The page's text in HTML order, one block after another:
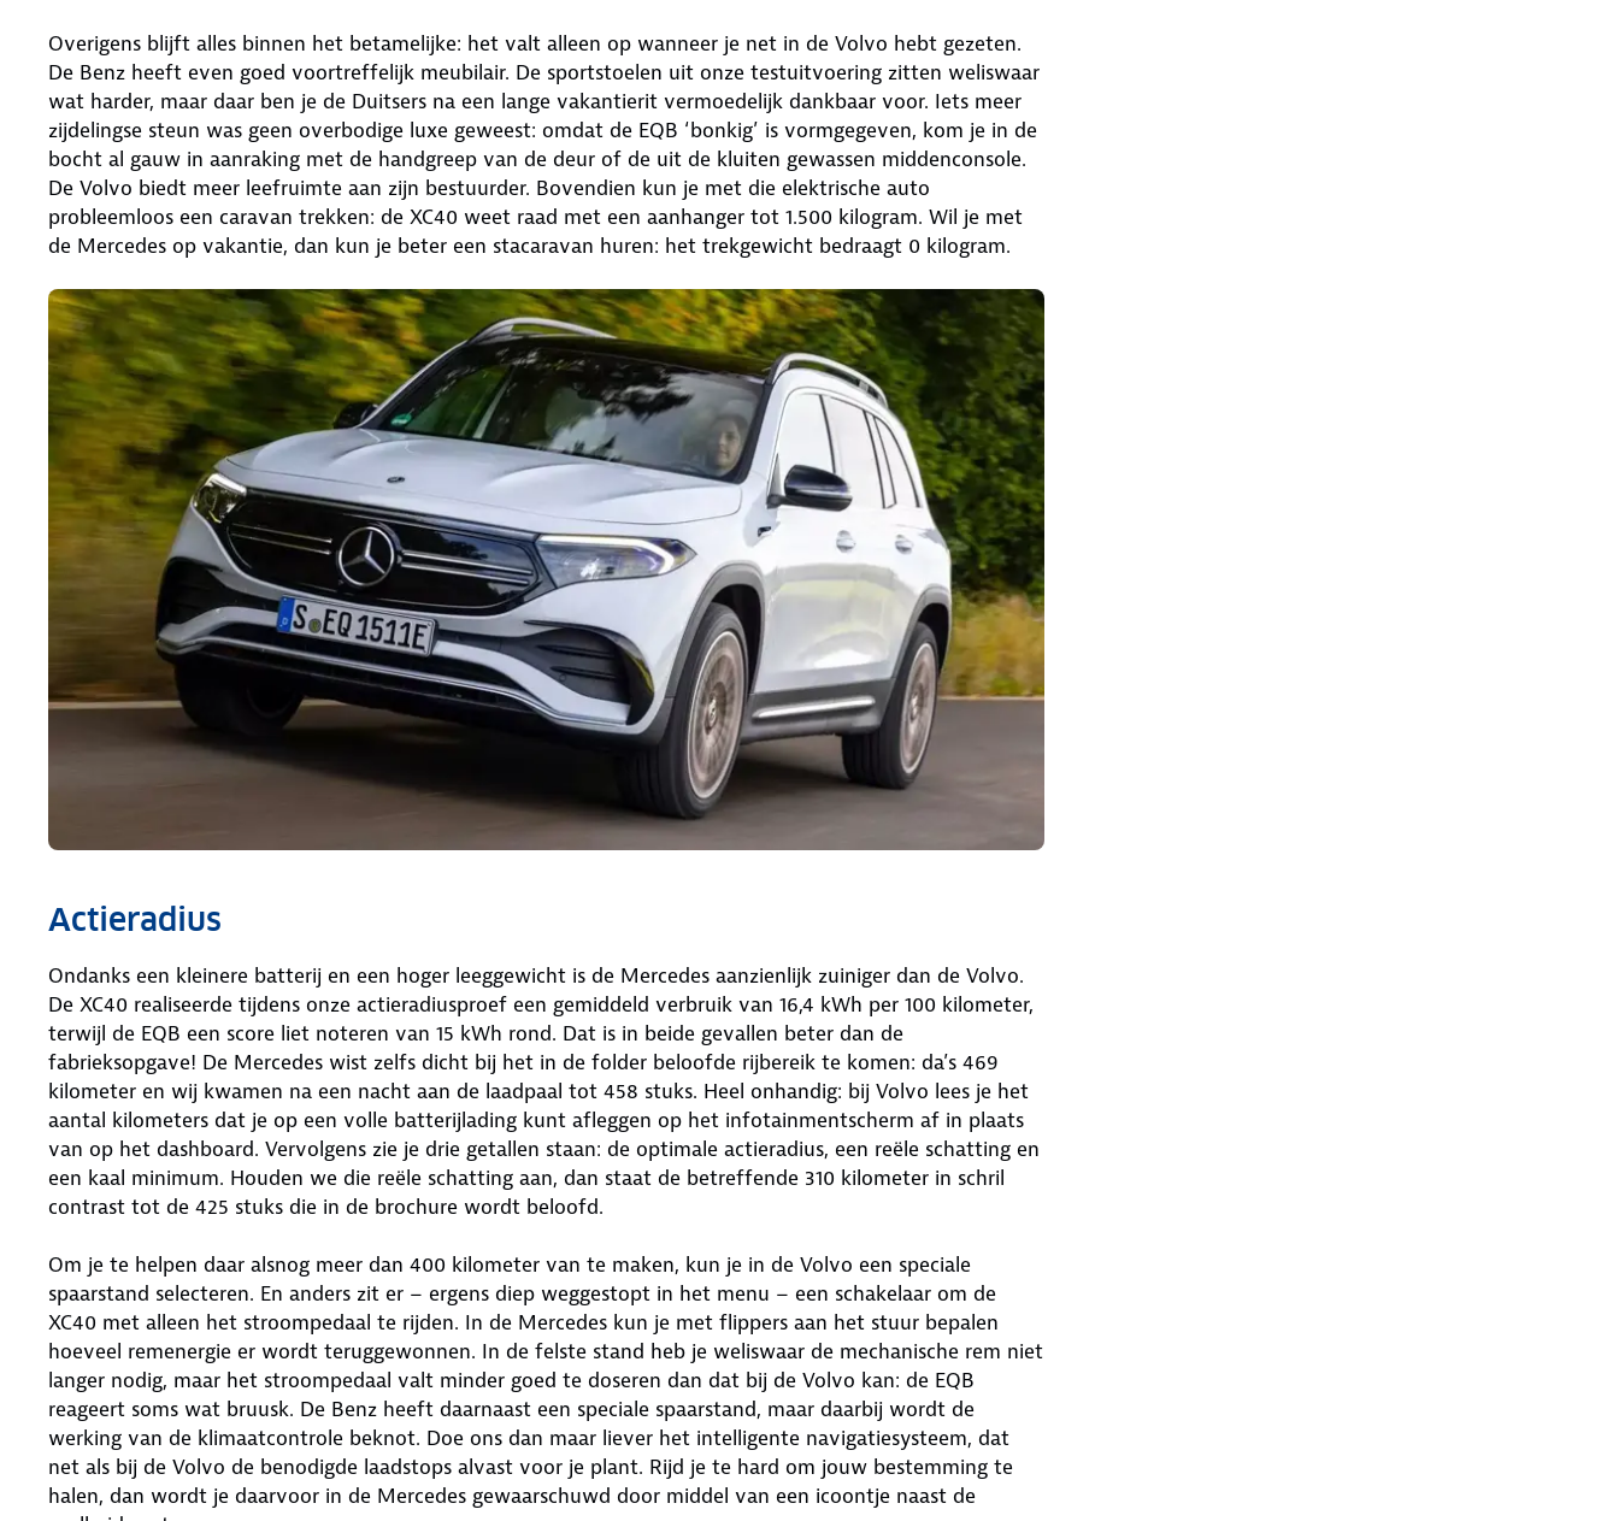
Overigens blijft alles binnen het betamelijke: het valt alleen op wanneer je net in de Volvo hebt gezeten.
De Benz heeft even goed voortreffelijk meubilair. De sportstoelen uit onze testuitvoering zitten weliswaar
wat harder, maar daar ben je de Duitsers na een lange vakantierit vermoedelijk dankbaar voor. Iets meer
zijdelingse steun was geen overbodige luxe geweest: omdat de EQB ‘bonkig’ is vormgegeven, kom je in de
bocht al gauw in aanraking met de handgreep van de deur of de uit de kluiten gewassen middenconsole.
De Volvo biedt meer leefruimte aan zijn bestuurder. Bovendien kun je met die elektrische auto
probleemloos een caravan trekken: de XC40 weet raad met een aanhanger tot 1.500 kilogram. Wil je met
de Mercedes op vakantie, dan kun je beter een stacaravan huren: het trekgewicht bedraagt 0 kilogram.
Actieradius
Ondanks een kleinere batterij en een hoger leeggewicht is de Mercedes aanzienlijk zuiniger dan de Volvo.
De XC40 realiseerde tijdens onze actieradiusproef een gemiddeld verbruik van 16,4 kWh per 100 kilometer,
terwijl de EQB een score liet noteren van 15 kWh rond. Dat is in beide gevallen beter dan de
fabrieksopgave! De Mercedes wist zelfs dicht bij het in de folder beloofde rijbereik te komen: da’s 469
kilometer en wij kwamen na een nacht aan de laadpaal tot 458 stuks. Heel onhandig: bij Volvo lees je het
aantal kilometers dat je op een volle batterijlading kunt afleggen op het infotainmentscherm af in plaats
van op het dashboard. Vervolgens zie je drie getallen staan: de optimale actieradius, een reële schatting en
een kaal minimum. Houden we die reële schatting aan, dan staat de betreffende 310 kilometer in schril
contrast tot de 425 stuks die in de brochure wordt beloofd.
Om je te helpen daar alsnog meer dan 400 kilometer van te maken, kun je in de Volvo een speciale
spaarstand selecteren. En anders zit er – ergens diep weggestopt in het menu – een schakelaar om de
XC40 met alleen het stroompedaal te rijden. In de Mercedes kun je met flippers aan het stuur bepalen
hoeveel remenergie er wordt teruggewonnen. In de felste stand heb je weliswaar de mechanische rem niet
langer nodig, maar het stroompedaal valt minder goed te doseren dan dat bij de Volvo kan: de EQB
reageert soms wat bruusk. De Benz heeft daarnaast een speciale spaarstand, maar daarbij wordt de
werking van de klimaatcontrole beknot. Doe ons dan maar liever het intelligente navigatiesysteem, dat
net als bij de Volvo de benodigde laadstops alvast voor je plant. Rijd je te hard om jouw bestemming te
halen, dan wordt je daarvoor in de Mercedes gewaarschuwd door middel van een icoontje naast de